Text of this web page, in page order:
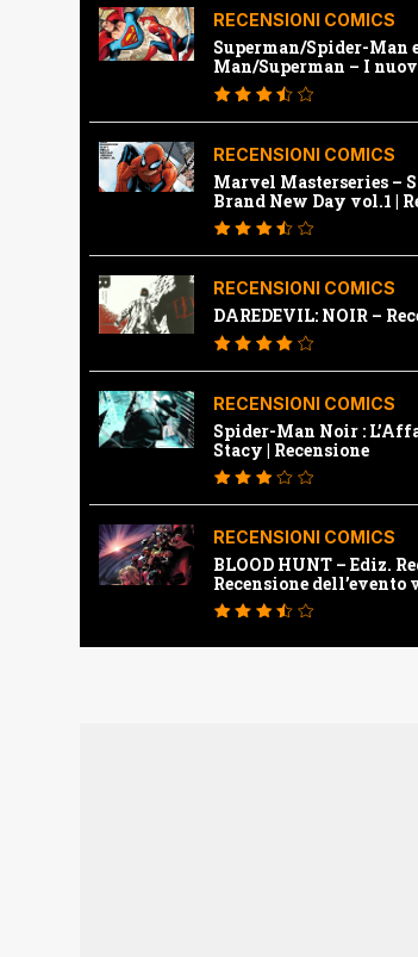
RECENSIONI COMICS
Superman/Spider-Man
Man/Superman – I
Marvel e Dc | Recensione
RECENSIONI COMICS
Marvel Masterseries –
Brand New Day vol.1 |
RECENSIONI COMICS
DAREDEVIL: NOIR –
RECENSIONI COMICS
Spider-Man Noir :
Stacy | Recensione
RECENSIONI COMICS
BLOOD HUNT – Ediz.
Recensione dell’evento
della Marvel